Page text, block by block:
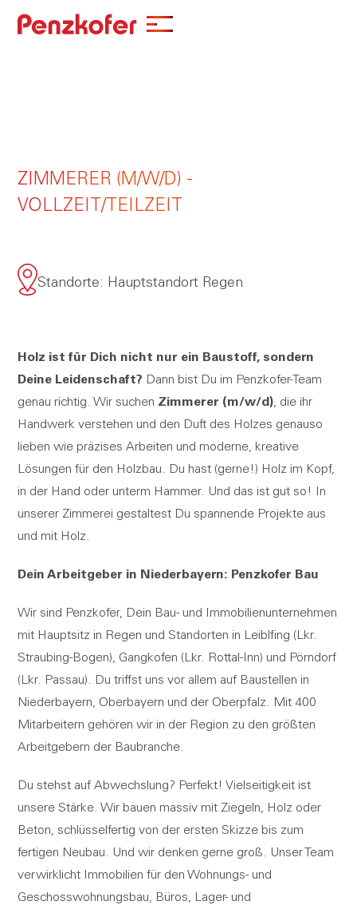
ZIMMERER (M/W/D) -
VOLLZEIT/TEILZEIT
Standorte: Hauptstandort Regen
Holz ist für Dich nicht nur ein Baustoff, sondern
Deine Leidenschaft? Dann bist Du im Penzkofer-Team
genau richtig. Wir suchen Zimmerer (m/w/d), die ihr
Handwerk verstehen und den Duft des Holzes genauso
lieben wie präzises Arbeiten und moderne, kreative
Lösungen für den Holzbau. Du hast (gerne!) Holz im Kopf,
in der Hand oder unterm Hammer. Und das ist gut so! In
unserer Zimmerei gestaltest Du spannende Projekte aus
und mit Holz.
Dein Arbeitgeber in Niederbayern: Penzkofer Bau
Wir sind Penzkofer, Dein Bau- und Immobilienunternehmen
mit Hauptsitz in Regen und Standorten in Leiblfing (Lkr.
Straubing-Bogen), Gangkofen (Lkr. Rottal-Inn) und Pörndorf
(Lkr. Passau). Du triffst uns vor allem auf Baustellen in
Niederbayern, Oberbayern und der Oberpfalz. Mit 400
Mitarbeitern gehören wir in der Region zu den größten
Arbeitgebern der Baubranche.
Du stehst auf Abwechslung? Perfekt! Vielseitigkeit ist
unsere Stärke. Wir bauen massiv mit Ziegeln, Holz oder
Beton, schlüsselfertig von der ersten Skizze bis zum
fertigen Neubau. Und wir denken gerne groß. Unser Team
verwirklicht Immobilien für den Wohnungs- und
Geschosswohnungsbau, Büros, Lager- und